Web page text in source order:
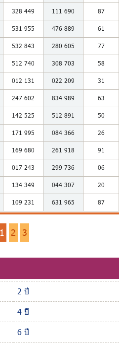
328 449 111 690 87
531 955 476 889 61
532 843 280 605 77
512 740 308 703 58
012 131 022 209 31
247 602 834 989 63
142 525 512 891 50
171 995 084 366 26
169 680 261 918 91
017 243 299 736 06
134 349 044 307 20
109 231 631 965 87
1 2 3
2 ปี
4 ปี
6 ปี